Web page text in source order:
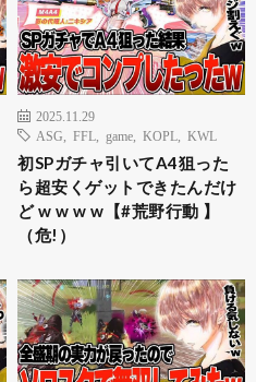
2025.11.29
ASG
FFL game KOPL KWL
初SPガチャ引いてA4狙った
ら超安くゲットできたんだけ
ど w w w w【#荒野行動 】
（危!）